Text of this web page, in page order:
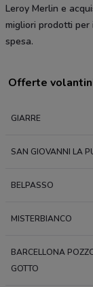
Leroy Merlin e
migliori prodotti
spesa.
Offerte
GIARRE
SAN GIOVANNI LA
BELPASSO
MISTERBIANCO
BARCELLONA
GOTTO